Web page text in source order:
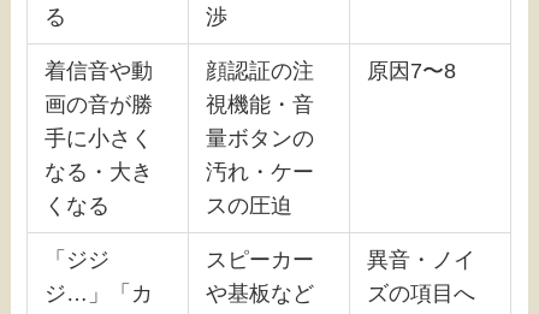
る
渉
着信音や動
画の音が勝
手に小さく
なる・大き
くなる
顔認証の注
視機能・音
量ボタンの
汚れ・ケー
スの圧迫
原因7〜8
「ジジ
ジ…」「カ
スピーカー
や基板など
異音・ノイ
ズの項目へ